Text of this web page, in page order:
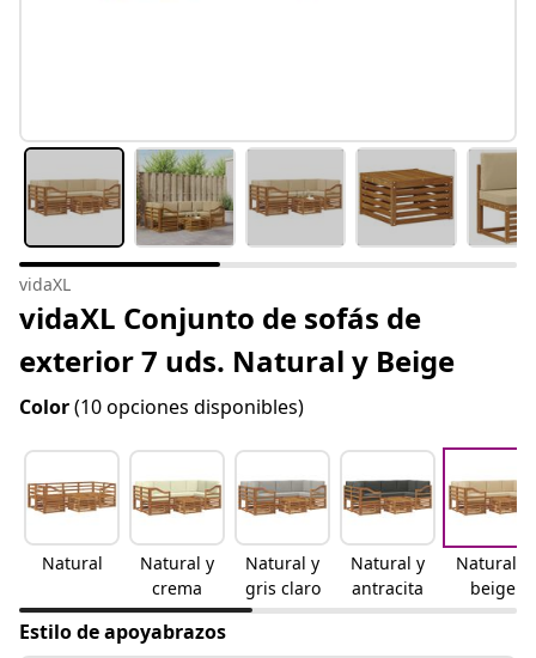
vidaXL
vidaXL Conjunto de sofás de
exterior 7 uds. Natural y Beige
Color(10 opciones disponibles)
Natural
Natural y
crema
Natural y
gris claro
Natural y
antracita
Natural y
beige
Estilo de apoyabrazos